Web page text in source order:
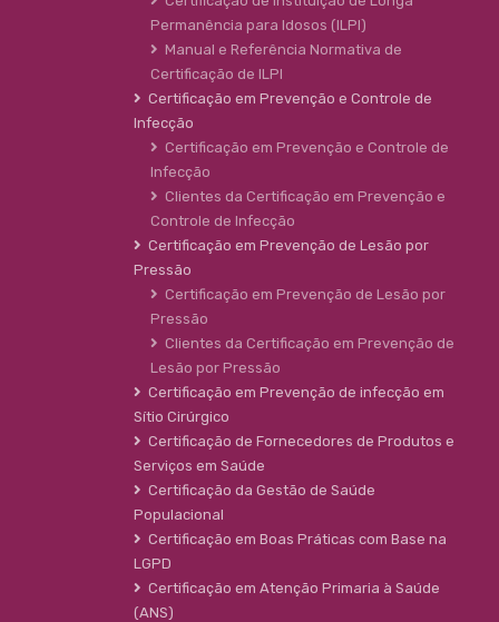
Permanência para Idosos (ILPI)
Manual e Referência Normativa de
Certificação de ILPI
Certificação em Prevenção e Controle de
Infecção
Certificação em Prevenção e Controle de
Infecção
Clientes da Certificação em Prevenção e
Controle de Infecção
Certificação em Prevenção de Lesão por
Pressão
Certificação em Prevenção de Lesão por
Pressão
Clientes da Certificação em Prevenção de
Lesão por Pressão
Certificação em Prevenção de infecção em
Sítio Cirúrgico
Certificação de Fornecedores de Produtos e
Serviços em Saúde
Certificação da Gestão de Saúde
Populacional
Certificação em Boas Práticas com Base na
LGPD
Certificação em Atenção Primaria à Saúde
(ANS)